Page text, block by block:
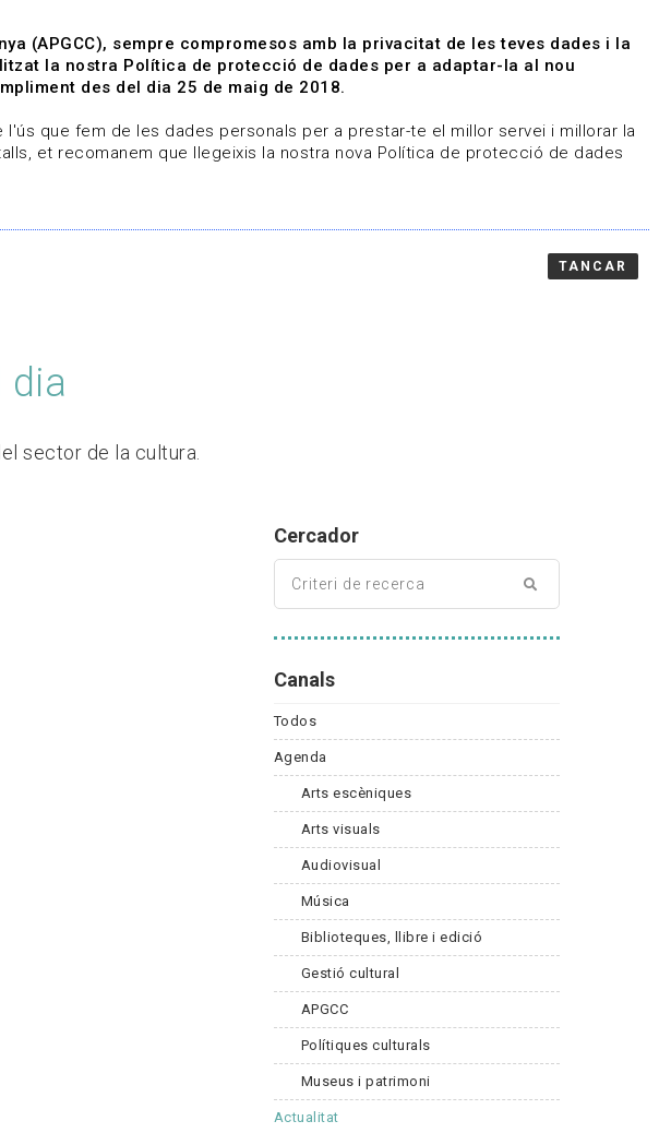
Serveis A qui representem Contacte
dia
sector de la cultura.
Cercador
Canals
Todos
Agenda
Arts escèniques
Arts visuals
Audiovisual
Música
Biblioteques, llibre i edició
Gestió cultural
APGCC
Polítiques culturals
Museus i patrimoni
Actualitat
(APGCC), sempre compromesos amb la privacitat de les teves dades i la
la nostra Política de protecció de dades per a adaptar-la al nou
des del dia 25 de maig de 2018.
que fem de les dades personals per a prestar-te el millor servei i millorar la
et recomanem que llegeixis la nostra nova Política de protecció de dades
TANCAR